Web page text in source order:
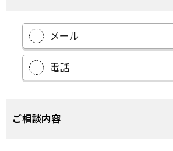
メール
電話
ご相談内容